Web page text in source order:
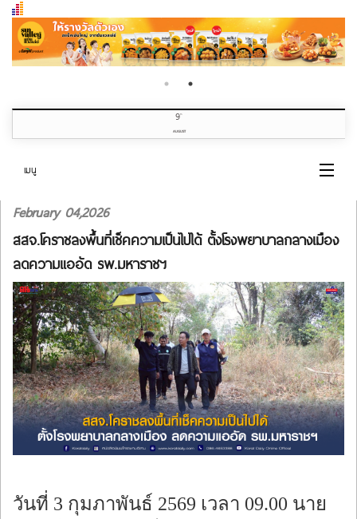
9th
AUGUST
เมนู
หน้าแรก
หมวดข่าว
เกี่ยวกับเรา
ติดต่อเรา
ร้องทุกข์
February 04,2026
สสจ.โคราชลงพื้นที่เช็คความเป็นไปได้ ตั้งโรงพยาบาลกลางเมือง
ลดความแออัด รพ.มหาราชฯ
วันที่ 3 กุมภาพันธ์ 2569 เวลา 09.00 นาย